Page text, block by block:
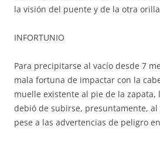
la visión del puente y de la otra
INFORTUNIO
Para precipitarse al vacío desde 7
mala fortuna de impactar con la
muelle existente al pie de la zapata,
debió de subirse, presuntamente,
pese a las advertencias de peligro